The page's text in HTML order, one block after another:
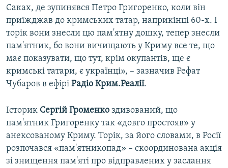
Саках, де зупинявся Петро Григоренко, коли він
приїжджав до кримських татар, наприкінці 60-х. І
торік вони знесли цю пам'ятну дошку, тепер знесли
пам'ятник, бо вони вичищають у Криму все те, що
має показувати, що тут, крім окупантів, ще є
кримські татари, є українці», – зазначив Рефат
Чубаров в ефірі Радіо Крим.Реалії.
Історик Сергій Громенко здивований, що
пам'ятник Григоренку так «довго простояв» у
анексованому Криму. Торік, за його словами, в Росії
розпочався «пам'ятникопад» – скоординована акція
зі знищення пам'яті про відправлених у заслання